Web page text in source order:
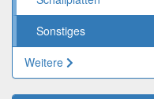
Sonstiges
Weitere